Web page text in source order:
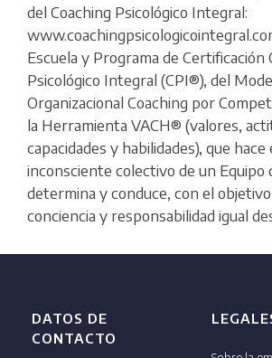
del Coaching Psicológico Integral:
Escuela y Programa de Certificación
Psicológico Integral (CPI®), del
Organizacional Coaching por
la Herramienta VACH® (valores,
capacidades y habilidades), que
inconsciente colectivo de un Equipo
determina y conduce, con el
conciencia y responsabilidad igual
DATOS DE
CONTACTO